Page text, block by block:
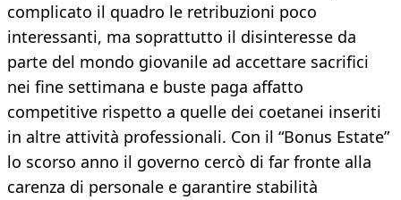
complicato il quadro le retribuzioni poco
interessanti, ma soprattutto il disinteresse da
parte del mondo giovanile ad accettare sacrifici
nei fine settimana e buste paga affatto
competitive rispetto a quelle dei coetanei inseriti
in altre attività professionali. Con il “Bonus Estate”
lo scorso anno il governo cercò di far fronte alla
carenza di personale e garantire stabilità